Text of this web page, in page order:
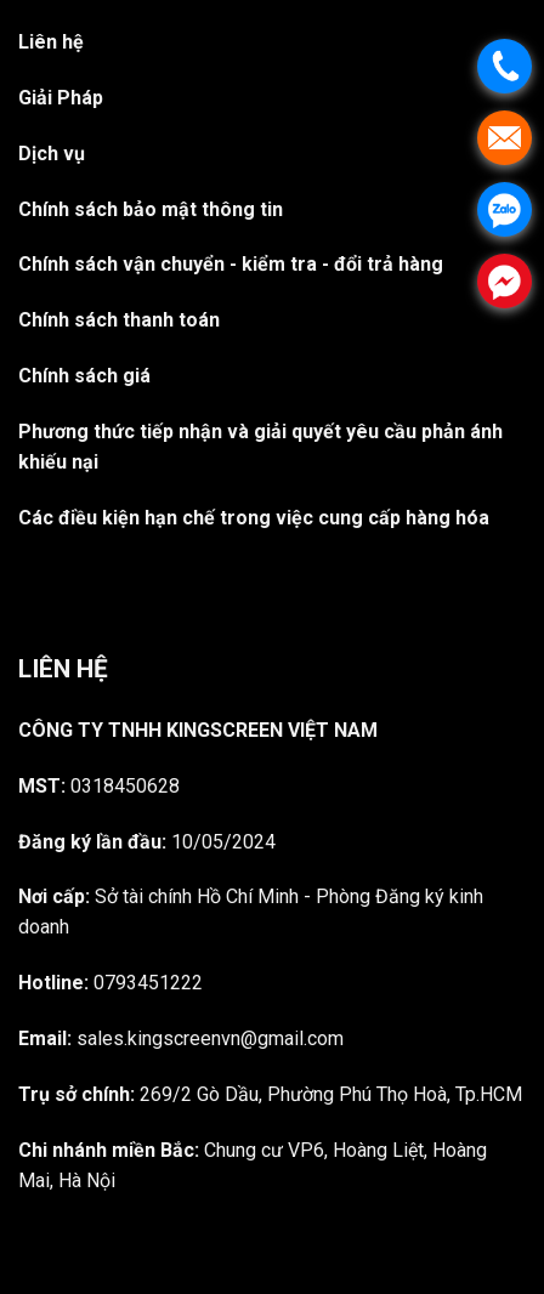
Liên hệ
Giải Pháp
Dịch vụ
Chính sách bảo mật thông tin
Chính sách vận chuyển - kiểm tra - đổi trả hàng
Chính sách thanh toán
Chính sách giá
Phương thức tiếp nhận và giải quyết yêu cầu phản ánh
khiếu nại
Các điều kiện hạn chế trong việc cung cấp hàng hóa
LIÊN HỆ
CÔNG TY TNHH KINGSCREEN VIỆT NAM
MST: 0318450628
Đăng ký lần đầu: 10/05/2024
Nơi cấp: Sở tài chính Hồ Chí Minh - Phòng Đăng ký kinh
doanh
Hotline: 0793451222
Email: sales.kingscreenvn@gmail.com
Trụ sở chính: 269/2 Gò Dầu, Phường Phú Thọ Hoà, Tp.HCM
Chi nhánh miền Bắc: Chung cư VP6, Hoàng Liệt, Hoàng
Mai, Hà Nội
.
.
.
.